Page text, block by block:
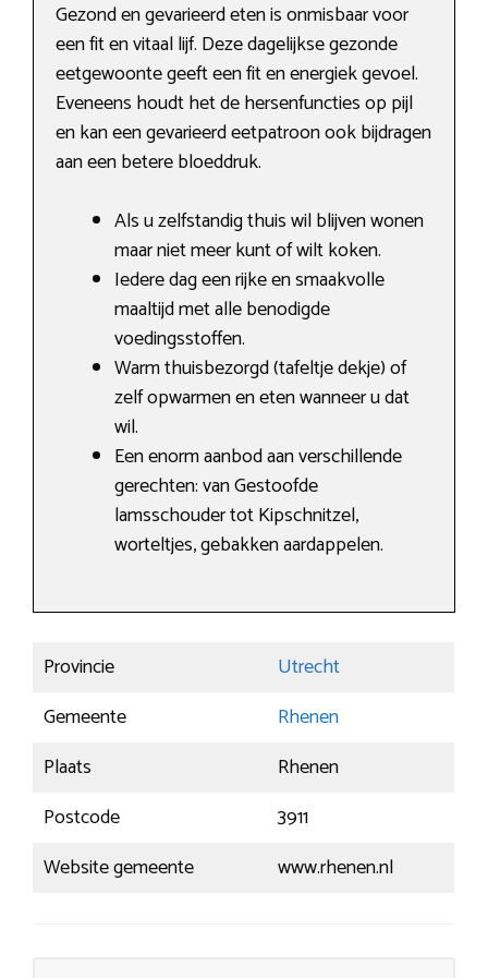
Gezond en gevarieerd eten is onmisbaar voor
een fit en vitaal lijf. Deze dagelijkse gezonde
eetgewoonte geeft een fit en energiek gevoel.
Eveneens houdt het de hersenfuncties op pijl
en kan een gevarieerd eetpatroon ook bijdragen
aan een betere bloeddruk.
Als u zelfstandig thuis wil blijven wonen
maar niet meer kunt of wilt koken.
Iedere dag een rijke en smaakvolle
maaltijd met alle benodigde
voedingsstoffen.
Warm thuisbezorgd (tafeltje dekje) of
zelf opwarmen en eten wanneer u dat
wil.
Een enorm aanbod aan verschillende
gerechten: van Gestoofde
lamsschouder tot Kipschnitzel,
worteltjes, gebakken aardappelen.
Provincie
Utrecht
Gemeente
Rhenen
Plaats
Rhenen
Postcode
3911
Website gemeente
www.rhenen.nl